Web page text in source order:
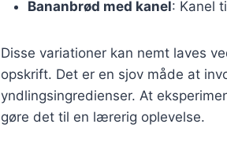
Bananbrød med kanel: Kanel
Disse variationer kan nemt laves
opskrift. Det er en sjov måde at
yndlingsingredienser. At
gøre det til en lærerig oplevelse.